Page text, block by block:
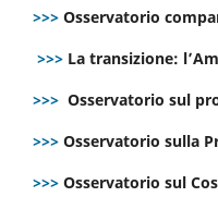
>>> Osservatorio
>>> La transizione:
>>> Osservatorio sul
>>> Osservatorio sulla
>>> Osservatorio sul